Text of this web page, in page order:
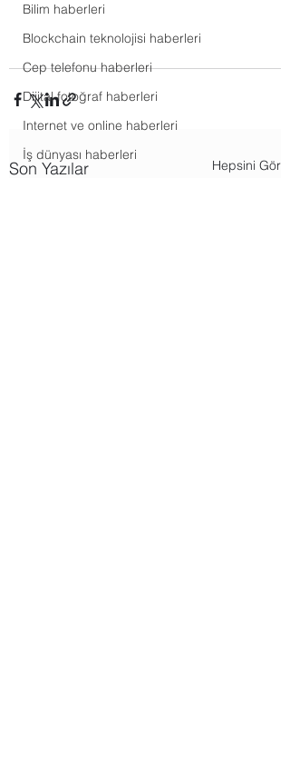
Bilim haberleri
Blockchain teknolojisi haberleri
Cep telefonu haberleri
Dijital fotoğraf haberleri
Internet ve online haberleri
İş dünyası haberleri
Son Yazılar Hepsini Gör